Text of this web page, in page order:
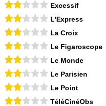
Excessif
L'Express
La Croix
Le Figaroscope
Le Monde
Le Parisien
Le Point
TéléCinéObs